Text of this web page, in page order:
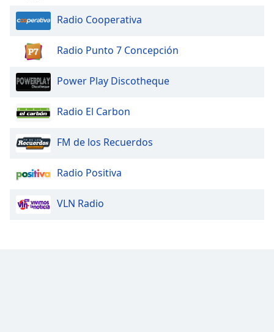
Radio Cooperativa
Radio Punto 7 Concepción
Power Play Discotheque
Radio El Carbon
FM de los Recuerdos
Radio Positiva
VLN Radio